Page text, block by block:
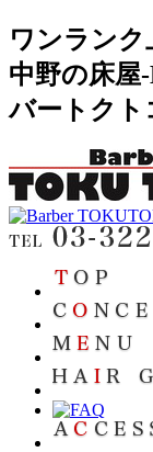
ワンラン
中野の床屋
バートクト